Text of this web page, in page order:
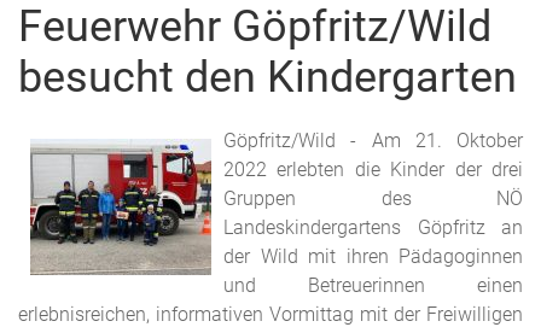
Feuerwehr Göpfritz/Wild
besucht den Kindergarten
Göpfritz/Wild - Am 21. Oktober
2022 erlebten die Kinder der drei
Gruppen des NÖ
Landeskindergartens Göpfritz an
der Wild mit ihren Pädagoginnen
und Betreuerinnen einen
erlebnisreichen, informativen Vormittag mit der Freiwilligen